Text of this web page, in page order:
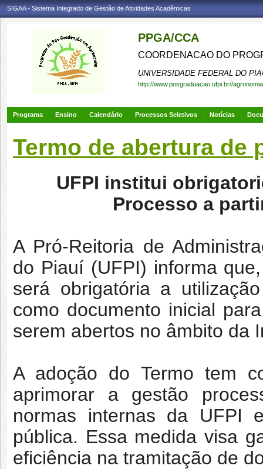
SIGAA - Sistema Integrado de Gestão de Atividades Acadêmicas
PPGA/CCA
COORDENACAO DO
UNIVERSIDADE FEDERAL DO
http://www.posgraduacao.ufpi.br//agronomia
Programa Ensino Calendário Processos Seletivos Notícias
Termo de abertura de
UFPI institui
Processo a
A Pró-Reitoria de
do Piauí (UFPI) informa
será obrigatória a
como documento inicial
serem abertos no âmbito da
A adoção do Termo tem
aprimorar a gestão
normas internas da
pública. Essa medida visa
eficiência na tramitação de